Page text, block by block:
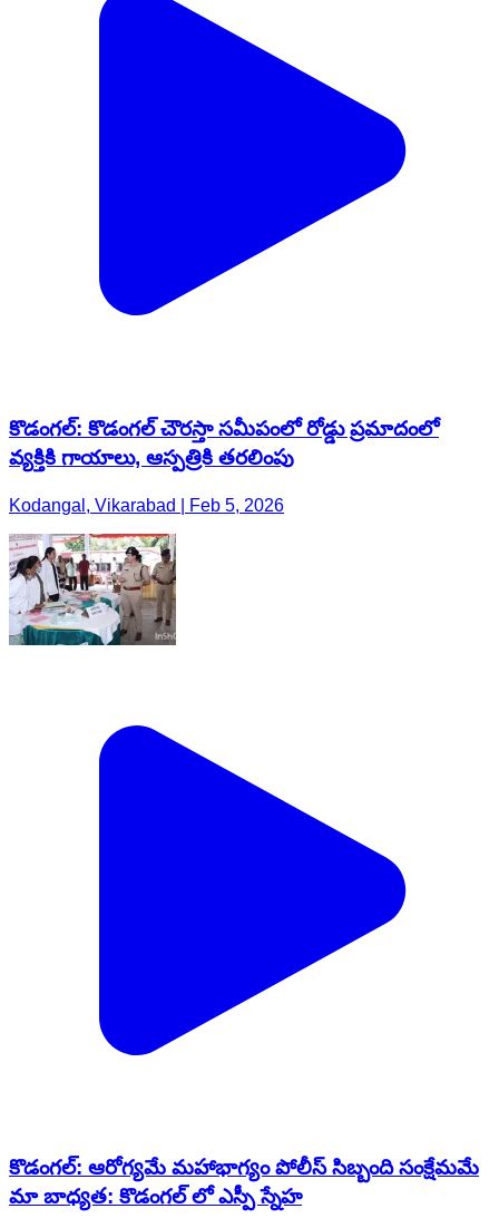
కొడంగల్: కొడంగల్ చౌరస్తా సమీపంలో రోడ్డు ప్రమాదంలో
వ్యక్తికి గాయాలు, ఆస్పత్రికి తరలింపు
Kodangal, Vikarabad | Feb 5, 2026
కొడంగల్: ఆరోగ్యమే మహాభాగ్యం పోలీస్ సిబ్బంది సంక్షేమమే
మా బాధ్యత: కొడంగల్ లో ఎస్పీ స్నేహ